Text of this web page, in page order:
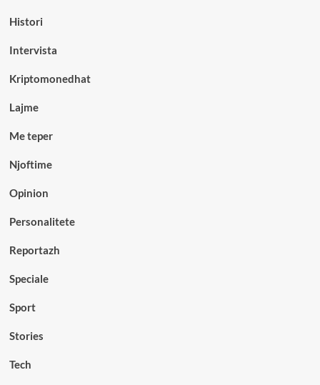
Histori
Intervista
Kriptomonedhat
Lajme
Me teper
Njoftime
Opinion
Personalitete
Reportazh
Speciale
Sport
Stories
Tech